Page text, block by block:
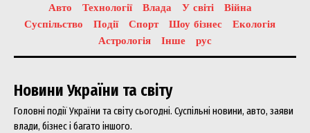
Авто Технології Влада У світі
Війна
Суспільство
Події Спорт Шоу бізнес
Екологія
Астрологія
Інше рус
Новини України та світу
Головні події України та світу сьогодні. Суспільні новини, авто, заяви
влади, бізнес і багато іншого.